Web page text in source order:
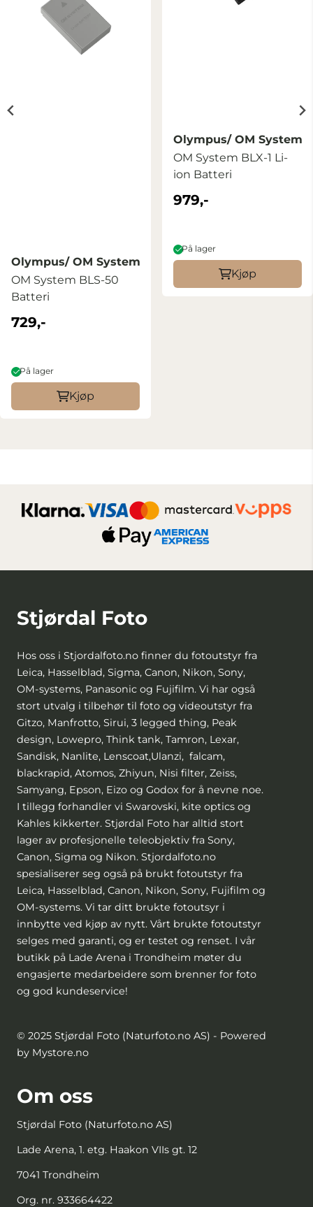
Olympus/ OM Systems
OM System BLS-50
Batteri
729,-
På lager
Kjøp
Olympus/ OM Systems
OM System BLX-1 Li-
ion Batteri
979,-
På lager
Kjøp
Stjørdal Foto
Hos oss i Stjordalfoto.no finner du fotoutstyr fra
Leica, Hasselblad, Sigma, Canon, Nikon, Sony,
OM-systems, Panasonic og Fujifilm. Vi har også
stort utvalg i tilbehør til foto og videoutstyr fra
Gitzo, Manfrotto, Sirui, 3 legged thing, Peak
design, Lowepro, Think tank, Tamron, Lexar,
Sandisk, Nanlite, Lenscoat,Ulanzi, falcam,
blackrapid, Atomos, Zhiyun, Nisi filter, Zeiss,
Samyang, Epson, Eizo og Godox for å nevne noe.
I tillegg forhandler vi Swarovski, kite optics og
Kahles kikkerter. Stjørdal Foto har alltid stort
lager av profesjonelle teleobjektiv fra Sony,
Canon, Sigma og Nikon. Stjordalfoto.no
spesialiserer seg også på brukt fotoutstyr fra
Leica, Hasselblad, Canon, Nikon, Sony, Fujifilm og
OM-systems. Vi tar ditt brukte fotoutsyr i
innbytte ved kjøp av nytt. Vårt brukte fotoutstyr
selges med garanti, og er testet og renset. I vår
butikk på Lade Arena i Trondheim møter du
engasjerte medarbeidere som brenner for foto
og god kundeservice!
© 2025 Stjørdal Foto (Naturfoto.no AS) - Powered
by Mystore.no
Om oss
Stjørdal Foto (Naturfoto.no AS)
Lade Arena, 1. etg. Haakon VIIs gt. 12
7041 Trondheim
Org. nr. 933664422